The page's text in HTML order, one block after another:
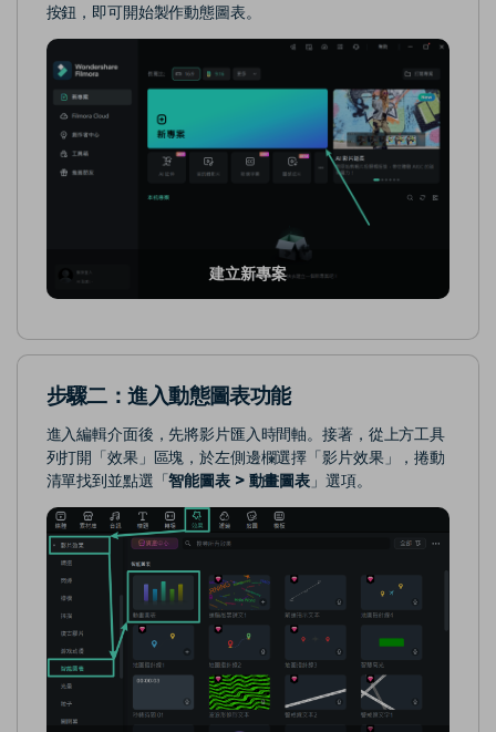
按鈕，即可開始製作動態圖表。
建立新專案
步驟二：進入動態圖表功能
進入編輯介面後，先將影片匯入時間軸。接著，從上方工具
列打開「效果」區塊，於左側邊欄選擇「影片效果」，捲動
清單找到並點選「智能圖表 > 動畫圖表」選項。